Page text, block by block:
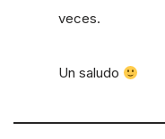
veces.
Un saludo